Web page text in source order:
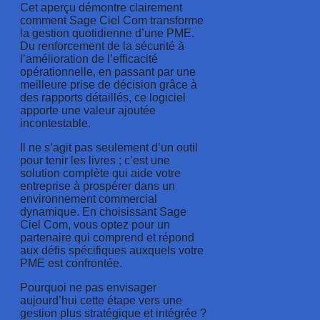
Cet aperçu démontre clairement
comment Sage Ciel Com transforme
la gestion quotidienne d’une PME.
Du renforcement de la sécurité à
l’amélioration de l’efficacité
opérationnelle, en passant par une
meilleure prise de décision grâce à
des rapports détaillés, ce logiciel
apporte une valeur ajoutée
incontestable.
Il ne s’agit pas seulement d’un outil
pour tenir les livres ; c’est une
solution complète qui aide votre
entreprise à prospérer dans un
environnement commercial
dynamique. En choisissant Sage
Ciel Com, vous optez pour un
partenaire qui comprend et répond
aux défis spécifiques auxquels votre
PME est confrontée.
Pourquoi ne pas envisager
aujourd’hui cette étape vers une
gestion plus stratégique et intégrée ?